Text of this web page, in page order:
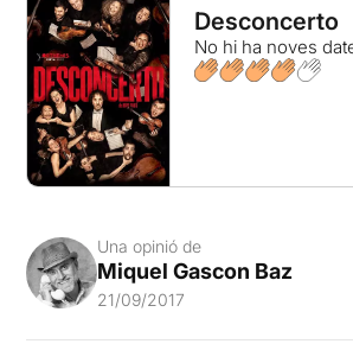
Desconcerto
No hi ha noves
Una opinió de
Miquel Gascon Baz
21/09/2017